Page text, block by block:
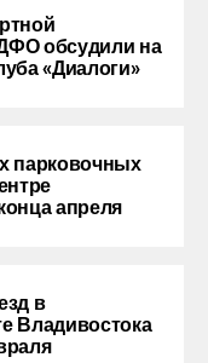
обсудили на
«Диалоги»
парковочных
апреля
в
Владивостока